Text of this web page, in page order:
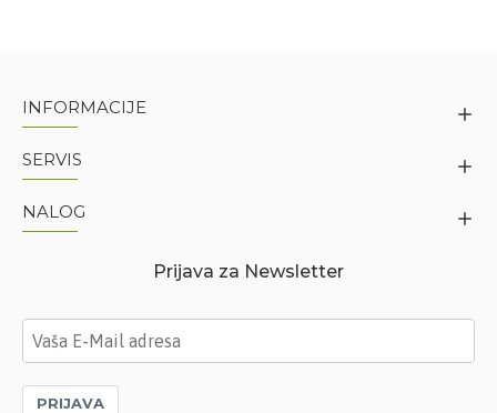
INFORMACIJE
SERVIS
NALOG
Prijava za Newsletter
PRIJAVA